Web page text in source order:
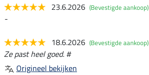
23.6.2026 (Bevestigde aankoop)
-
18.6.2026 (Bevestigde aankoop)
Ze past heel goed. #
Origineel bekijken